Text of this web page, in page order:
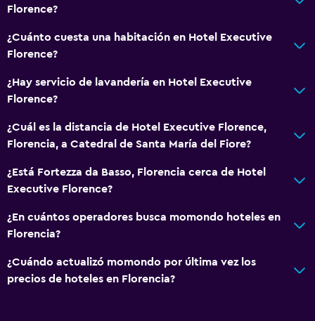
Florence?
¿Cuánto cuesta una habitación en Hotel Executive
Florence?
¿Hay servicio de lavandería en Hotel Executive
Florence?
¿Cuál es la distancia de Hotel Executive Florence,
Florencia, a Catedral de Santa María del Fiore?
¿Está Fortezza da Basso, Florencia cerca de Hotel
Executive Florence?
¿En cuántos operadores busca momondo hoteles en
Florencia?
¿Cuándo actualizó momondo por última vez los
precios de hoteles en Florencia?